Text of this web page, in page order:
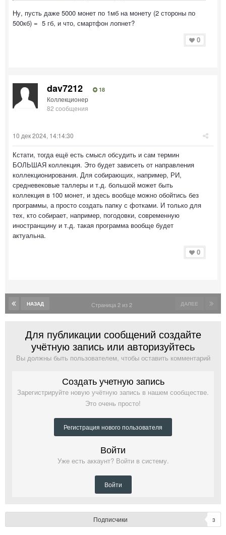
Ну, пусть даже 5000 монет по 1мб на монету (2 стороны по
500кб) = 5 гб, и что, смартфон лопнет?
0
dav7212 18
Коллекционер
82 сообщения
10 дек 2024, 14:14:30
Кстати, тогда ещё есть смысл обсудить и сам термин
БОЛЬШАЯ коллекция. Это будет зависеть от направления
коллекционирования. Для собирающих, например, РИ,
средневековые таллеры и т.д. большой может быть
коллекция в 100 монет, и здесь вообще можно обойтись без
программы, а просто создать папку с фотками. И только для
тех, кто собирает, например, погодовки, современную
иностранщину и т.д. такая программа вообще будет
актуальна.
0
НАЗАД ДАЛЕЕ
Страница 2 из 2
Для публикации сообщений создайте
учётную запись или авторизуйтесь
Вы должны быть пользователем, чтобы оставить комментарий
Создать учетную запись
Зарегистрируйте новую учётную запись в нашем сообществе.
Это очень просто!
Регистрация нового пользователя
Войти
Уже есть аккаунт? Войти в систему.
Войти
Подписчики 3